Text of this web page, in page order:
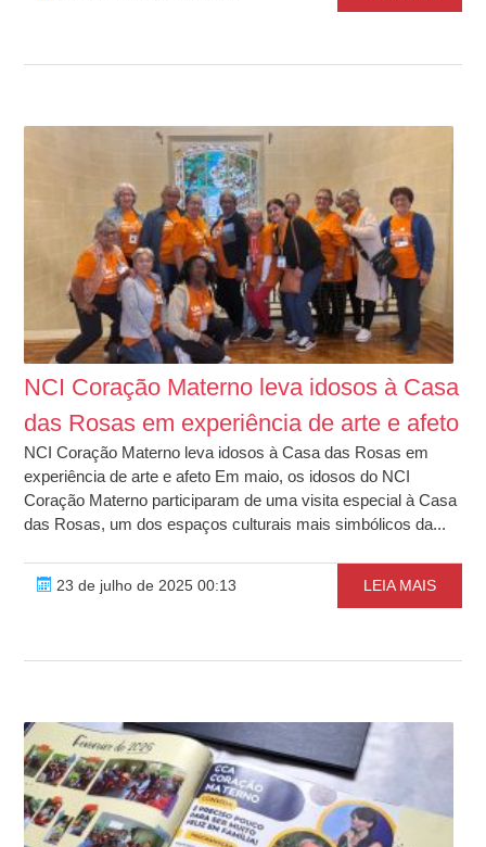
NCI Coração Materno leva idosos à Casa
das Rosas em experiência de arte e afeto
NCI Coração Materno leva idosos à Casa das Rosas em
experiência de arte e afeto Em maio, os idosos do NCI
Coração Materno participaram de uma visita especial à Casa
das Rosas, um dos espaços culturais mais simbólicos da...
23 de julho de 2025 00:13 LEIA MAIS